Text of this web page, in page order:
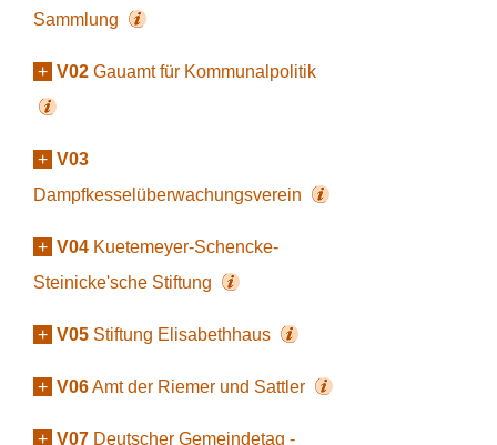
Sammlung
+ V02 Gauamt für Kommunalpolitik
+ V03
Dampfkesselüberwachungsverein
+ V04 Kuetemeyer-Schencke-
Steinicke'sche Stiftung
+ V05 Stiftung Elisabethhaus
+ V06Amt der Riemer und Sattler
+ V07 Deutscher Gemeindetag -